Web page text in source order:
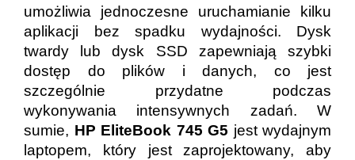
umożliwia jednoczesne uruchamianie kilku
aplikacji bez spadku wydajności. Dysk
twardy lub dysk SSD zapewniają szybki
dostęp do plików i danych, co jest
szczególnie przydatne podczas
wykonywania intensywnych zadań. W
sumie, HP EliteBook 745 G5 jest wydajnym
laptopem, który jest zaprojektowany, aby